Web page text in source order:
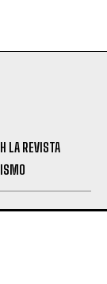
LA REVISTA